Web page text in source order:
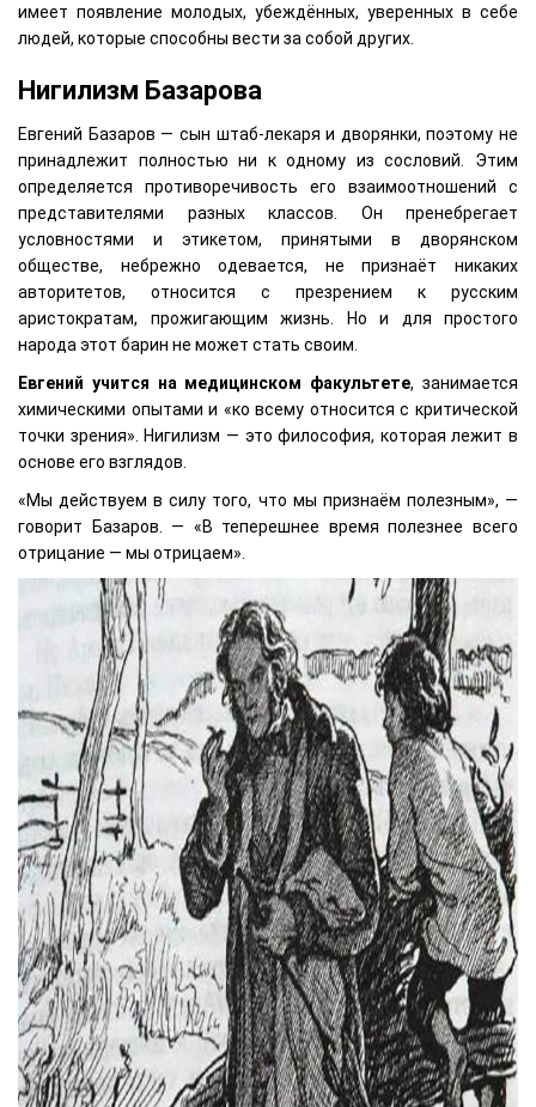
имеет появление молодых, убеждённых, уверенных в себе
людей, которые способны вести за собой других.
Нигилизм Базарова
Евгений Базаров — сын штаб-лекаря и дворянки, поэтому не
принадлежит полностью ни к одному из сословий. Этим
определяется противоречивость его взаимоотношений с
представителями разных классов. Он пренебрегает
условностями и этикетом, принятыми в дворянском
обществе, небрежно одевается, не признаёт никаких
авторитетов, относится с презрением к русским
аристократам, прожигающим жизнь. Но и для простого
народа этот барин не может стать своим.
Евгений учится на медицинском факультете, занимается
химическими опытами и «ко всему относится с критической
точки зрения». Нигилизм — это философия, которая лежит в
основе его взглядов.
«Мы действуем в силу того, что мы признаём полезным», —
говорит Базаров. — «В теперешнее время полезнее всего
отрицание — мы отрицаем».